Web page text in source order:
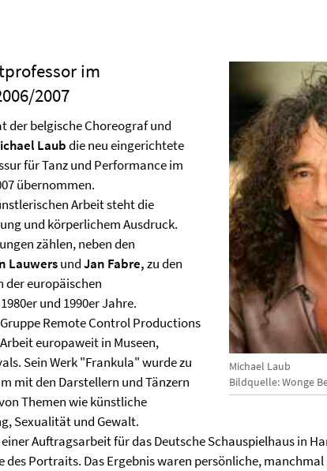
Michael Laub
Bildquelle: Wonge
im
2007
der belgische Choreograf und
Laubdie neu eingerichtete
für Tanz und Performance im
übernommen.
Arbeit steht die
und körperlichem Ausdruck.
zählen, neben den
LauwersundJan Fabre,zu den
der europäischen
und 1990er Jahre.
Remote Control Productions
europaweit in Museen,
Sein Werk "Frankula" wurde zu
mit den Darstellern und Tänzern
Themen wie künstliche
Sexualität und Gewalt.
Auftragsarbeit für das Deutsche Schauspielhaus in
des Portraits. Das Ergebnis waren persönliche,